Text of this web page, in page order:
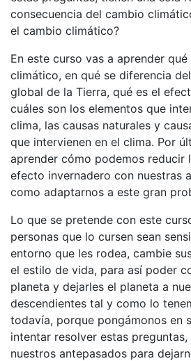
consecuencia del cambio
el cambio climático?
En este curso vas a aprender
climático, en qué se diferencia
global de la Tierra, qué es el
cuáles son los elementos que
clima, las causas naturales y
que intervienen en el clima. Por
aprender cómo podemos reducir
efecto invernadero con nuestras
como adaptarnos a este gran
Lo que se pretende con este
personas que lo cursen sean
entorno que les rodea, cambie
el estilo de vida, para así poder
planeta y dejarles el planeta a
descendientes tal y como lo
todavía, porque pongámonos en
intentar resolver estas preguntas,
nuestros antepasados para